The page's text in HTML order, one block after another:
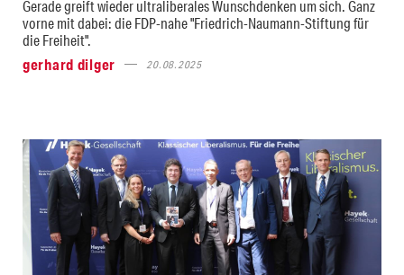
Gerade greift wieder ultraliberales Wunschdenken um sich. Ganz
vorne mit dabei: die FDP-nahe "Friedrich-Naumann-Stiftung für
die Freiheit".
gerhard dilger
20.08.2025